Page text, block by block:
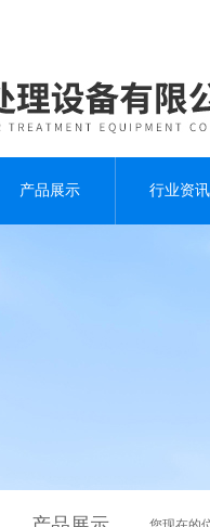
产品展示 行业资讯